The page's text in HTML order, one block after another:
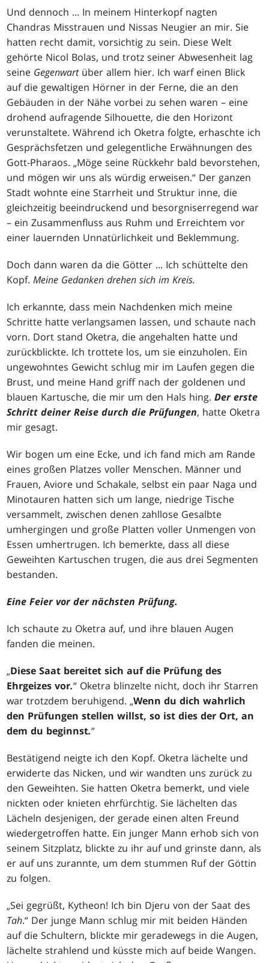
Und dennoch ... In meinem Hinterkopf nagten
Chandras Misstrauen und Nissas Neugier an mir. Sie
hatten recht damit, vorsichtig zu sein. Diese Welt
gehörte Nicol Bolas, und trotz seiner Abwesenheit lag
seine Gegenwartüber allem hier. Ich warf einen Blick
auf die gewaltigen Hörner in der Ferne, die an den
Gebäuden in der Nähe vorbei zu sehen waren – eine
drohend aufragende Silhouette, die den Horizont
verunstaltete. Während ich Oketra folgte, erhaschte ich
Gesprächsfetzen und gelegentliche Erwähnungen des
Gott-Pharaos. „Möge seine Rückkehr bald bevorstehen,
und mögen wir uns als würdig erweisen.“ Der ganzen
Stadt wohnte eine Starrheit und Struktur inne, die
gleichzeitig beeindruckend und besorgniserregend war
– ein Zusammenfluss aus Ruhm und Erreichtem vor
einer lauernden Unnatürlichkeit und Beklemmung.
Doch dann waren da die Götter ... Ich schüttelte den
Kopf.Meine Gedanken drehen sich im Kreis.
Ich erkannte, dass mein Nachdenken mich meine
Schritte hatte verlangsamen lassen, und schaute nach
vorn. Dort stand Oketra, die angehalten hatte und
zurückblickte. Ich trottete los, um sie einzuholen. Ein
ungewohntes Gewicht schlug mir im Laufen gegen die
Brust, und meine Hand griff nach der goldenen und
blauen Kartusche, die mir um den Hals hing.Der erste
Schritt deiner Reise durch die Prüfungen, hatte Oketra
mir gesagt.
Wir bogen um eine Ecke, und ich fand mich am Rande
eines großen Platzes voller Menschen. Männer und
Frauen, Aviore und Schakale, selbst ein paar Naga und
Minotauren hatten sich um lange, niedrige Tische
versammelt, zwischen denen zahllose Gesalbte
umhergingen und große Platten voller Unmengen von
Essen umhertrugen. Ich bemerkte, dass all diese
Geweihten Kartuschen trugen, die aus drei Segmenten
bestanden.
Eine Feier vor der nächsten Prüfung.
Ich schaute zu Oketra auf, und ihre blauen Augen
fanden die meinen.
„Diese Saat bereitet sich auf die Prüfung des
Ehrgeizes vor.“ Oketra blinzelte nicht, doch ihr Starren
war trotzdem beruhigend. „Wenn du dich wahrlich
den Prüfungen stellen willst, so ist dies der Ort, an
dem du beginnst.“
Bestätigend neigte ich den Kopf. Oketra lächelte und
erwiderte das Nicken, und wir wandten uns zurück zu
den Geweihten. Sie hatten Oketra bemerkt, und viele
nickten oder knieten ehrfürchtig. Sie lächelten das
Lächeln desjenigen, der gerade einen alten Freund
wiedergetroffen hatte. Ein junger Mann erhob sich von
seinem Sitzplatz, blickte zu ihr auf und grinste dann, als
er auf uns zurannte, um dem stummen Ruf der Göttin
zu folgen.
„Sei gegrüßt, Kytheon! Ich bin Djeru von der Saat des
Tah.“ Der junge Mann schlug mir mit beiden Händen
auf die Schultern, blickte mir geradewegs in die Augen,
lächelte strahlend und küsste mich auf beide Wangen.